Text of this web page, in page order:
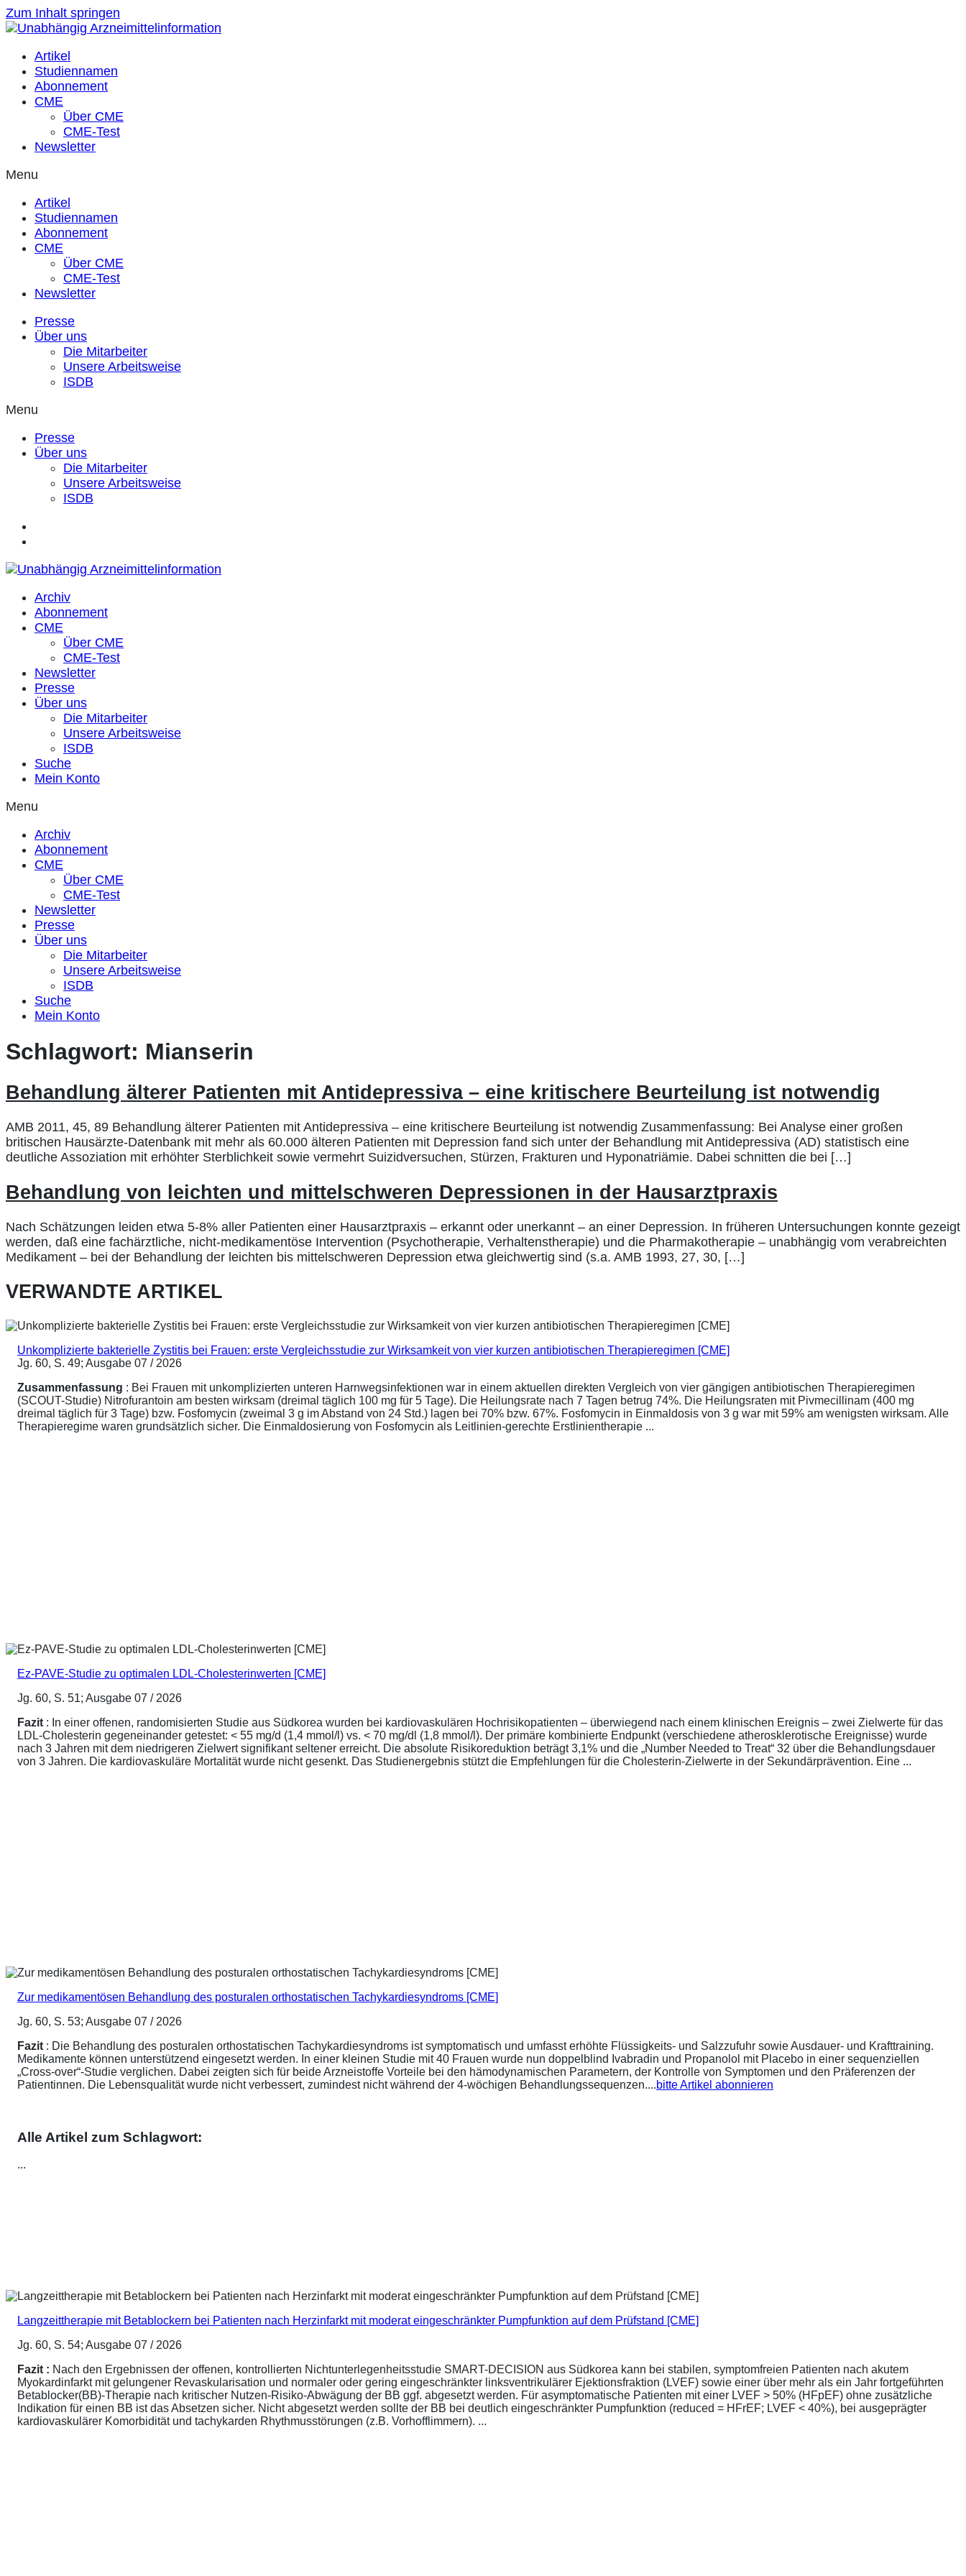
Zum Inhalt springen
Artikel
Studiennamen
Abonnement
CME
Über CME
CME-Test
Newsletter
Menu
Artikel
Studiennamen
Abonnement
CME
Über CME
CME-Test
Newsletter
Presse
Über uns
Die Mitarbeiter
Unsere Arbeitsweise
ISDB
Menu
Presse
Über uns
Die Mitarbeiter
Unsere Arbeitsweise
ISDB
Archiv
Abonnement
CME
Über CME
CME-Test
Newsletter
Presse
Über uns
Die Mitarbeiter
Unsere Arbeitsweise
ISDB
Suche
Mein Konto
Menu
Archiv
Abonnement
CME
Über CME
CME-Test
Newsletter
Presse
Über uns
Die Mitarbeiter
Unsere Arbeitsweise
ISDB
Suche
Mein Konto
Schlagwort: Mianserin
Behandlung älterer Patienten mit Antidepressiva – eine kritischere Beurteilung ist notwendig
AMB 2011, 45, 89 Behandlung älterer Patienten mit Antidepressiva – eine kritischere Beurteilung ist notwendig Zusammenfassung: Bei Analyse einer großen
britischen Hausärzte-Datenbank mit mehr als 60.000 älteren Patienten mit Depression fand sich unter der Behandlung mit Antidepressiva (AD) statistisch eine
deutliche Assoziation mit erhöhter Sterblichkeit sowie vermehrt Suizidversuchen, Stürzen, Frakturen und Hyponatriämie. Dabei schnitten die bei […]
Behandlung von leichten und mittelschweren Depressionen in der Hausarztpraxis
Nach Schätzungen leiden etwa 5-8% aller Patienten einer Hausarztpraxis – erkannt oder unerkannt – an einer Depression. In früheren Untersuchungen konnte gezeigt
werden, daß eine fachärztliche, nicht-medikamentöse Intervention (Psychotherapie, Verhaltenstherapie) und die Pharmakotherapie – unabhängig vom verabreichten
Medikament – bei der Behandlung der leichten bis mittelschweren Depression etwa gleichwertig sind (s.a. AMB 1993, 27, 30, […]
VERWANDTE ARTIKEL
Unkomplizierte bakterielle Zystitis bei Frauen: erste Vergleichsstudie zur Wirksamkeit von vier kurzen antibiotischen Therapieregimen [CME]
Jg. 60, S. 49; Ausgabe 07 / 2026
Zusammenfassung : Bei Frauen mit unkomplizierten unteren Harnwegsinfektionen war in einem aktuellen direkten Vergleich von vier gängigen antibiotischen Therapieregimen
(SCOUT-Studie) Nitrofurantoin am besten wirksam (dreimal täglich 100 mg für 5 Tage). Die Heilungsrate nach 7 Tagen betrug 74%. Die Heilungsraten mit Pivmecillinam (400 mg
dreimal täglich für 3 Tage) bzw. Fosfomycin (zweimal 3 g im Abstand von 24 Std.) lagen bei 70% bzw. 67%. Fosfomycin in Einmaldosis von 3 g war mit 59% am wenigsten wirksam. Alle
Therapieregime waren grundsätzlich sicher. Die Einmaldosierung von Fosfomycin als Leitlinien-gerechte Erstlinientherapie ...
Ez-PAVE-Studie zu optimalen LDL-Cholesterinwerten [CME]
Jg. 60, S. 51; Ausgabe 07 / 2026
Fazit : In einer offenen, randomisierten Studie aus Südkorea wurden bei kardiovaskulären Hochrisikopatienten – überwiegend nach einem klinischen Ereignis – zwei Zielwerte für das
LDL-Cholesterin gegeneinander getestet: < 55 mg/d (1,4 mmol/l) vs. < 70 mg/dl (1,8 mmol/l). Der primäre kombinierte Endpunkt (verschiedene atherosklerotische Ereignisse) wurde
nach 3 Jahren mit dem niedrigeren Zielwert signifikant seltener erreicht. Die absolute Risikoreduktion beträgt 3,1% und die „Number Needed to Treat“ 32 über die Behandlungsdauer
von 3 Jahren. Die kardiovaskuläre Mortalität wurde nicht gesenkt. Das Studienergebnis stützt die Empfehlungen für die Cholesterin-Zielwerte in der Sekundärprävention. Eine ...
Zur medikamentösen Behandlung des posturalen orthostatischen Tachykardiesyndroms [CME]
Jg. 60, S. 53; Ausgabe 07 / 2026
Fazit : Die Behandlung des posturalen orthostatischen Tachykardiesyndroms ist symptomatisch und umfasst erhöhte Flüssigkeits- und Salzzufuhr sowie Ausdauer- und Krafttraining.
Medikamente können unterstützend eingesetzt werden. In einer kleinen Studie mit 40 Frauen wurde nun doppelblind Ivabradin und Propanolol mit Placebo in einer sequenziellen
„Cross-over“-Studie verglichen. Dabei zeigten sich für beide Arzneistoffe Vorteile bei den hämodynamischen Parametern, der Kontrolle von Symptomen und den Präferenzen der
Patientinnen. Die Lebensqualität wurde nicht verbessert, zumindest nicht während der 4-wöchigen Behandlungssequenzen....bitte Artikel abonnieren
Alle Artikel zum Schlagwort:
...
Langzeittherapie mit Betablockern bei Patienten nach Herzinfarkt mit moderat eingeschränkter Pumpfunktion auf dem Prüfstand [CME]
Jg. 60, S. 54; Ausgabe 07 / 2026
Fazit : Nach den Ergebnissen der offenen, kontrollierten Nichtunterlegenheitsstudie SMART-DECISION aus Südkorea kann bei stabilen, symptomfreien Patienten nach akutem
Myokardinfarkt mit gelungener Revaskularisation und normaler oder gering eingeschränkter linksventrikulärer Ejektionsfraktion (LVEF) sowie einer über mehr als ein Jahr fortgeführten
Betablocker(BB)-Therapie nach kritischer Nutzen-Risiko-Abwägung der BB ggf. abgesetzt werden. Für asymptomatische Patienten mit einer LVEF > 50% (HFpEF) ohne zusätzliche
Indikation für einen BB ist das Absetzen sicher. Nicht abgesetzt werden sollte der BB bei deutlich eingeschränkter Pumpfunktion (reduced = HFrEF; LVEF < 40%), bei ausgeprägter
kardiovaskulärer Komorbidität und tachykarden Rhythmusstörungen (z.B. Vorhofflimmern). ...